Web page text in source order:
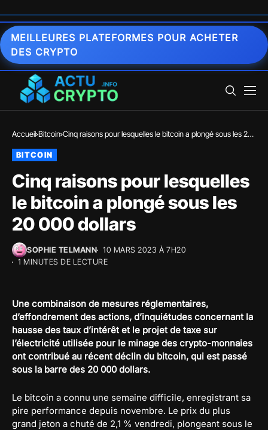
MEILLEURES PLATEFORMES POUR ACHETER
DES CRYPTO
Accueil Bitcoin Cinq raisons pour lesquelles le bitcoin a plongé sous les 20
BITCOIN
Cinq raisons pour lesquelles
le bitcoin a plongé sous les
20 000 dollars
SOPHIE TELMANN
10 MARS 2023 À 7H20
1 MINUTES DE LECTURE
Une combinaison de mesures réglementaires,
d’effondrement des actions, d’inquiétudes concernant la
hausse des taux d’intérêt et le projet de taxe sur
l’électricité utilisée pour le minage des crypto-monnaies
ont contribué au récent déclin du bitcoin, qui est passé
sous la barre des 20 000 dollars.
Le bitcoin a connu une semaine difficile, enregistrant sa
pire performance depuis novembre. Le prix du plus
grand jeton a chuté de 2,1 % vendredi, plongeant sous le